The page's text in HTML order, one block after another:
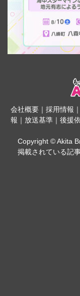
会社概要｜ 採用情報 ｜
報 ｜ 放送基準 ｜ 後援
Copyright © Akita
掲載されている記